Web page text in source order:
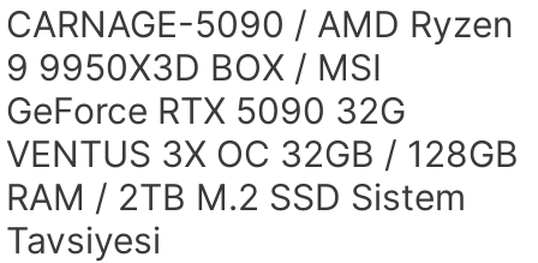
CARNAGE-5090 / AMD Ryzen
9 9950X3D BOX / MSI
GeForce RTX 5090 32G
VENTUS 3X OC 32GB / 128GB
RAM / 2TB M.2 SSD Sistem
Tavsiyesi